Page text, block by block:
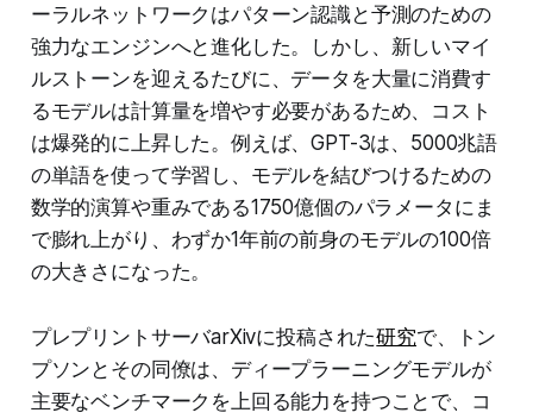
ーラルネットワークはパターン認識と予測のための
強力なエンジンへと進化した。しかし、新しいマイ
ルストーンを迎えるたびに、データを大量に消費す
るモデルは計算量を増やす必要があるため、コスト
は爆発的に上昇した。例えば、GPT-3は、5000兆語
の単語を使って学習し、モデルを結びつけるための
数学的演算や重みである1750億個のパラメータにま
で膨れ上がり、わずか1年前の前身のモデルの100倍
の大きさになった。
プレプリントサーバarXivに投稿された研究で、トン
プソンとその同僚は、ディープラーニングモデルが
主要なベンチマークを上回る能力を持つことで、コ